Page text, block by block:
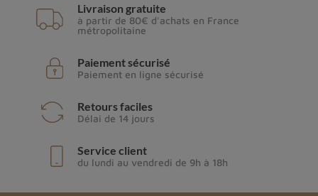
Livraison gratuite
à partir de 80€ d'achats en France
métropolitaine
Paiement sécurisé
Paiement en ligne sécurisé
Retours faciles
Délai de 14 jours
Service client
du lundi au vendredi de 9h à 18h